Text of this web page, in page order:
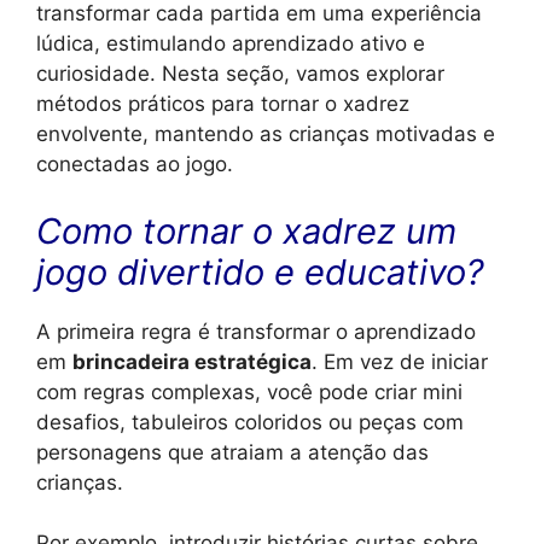
transformar cada partida em uma experiência
lúdica, estimulando aprendizado ativo e
curiosidade. Nesta seção, vamos explorar
métodos práticos para tornar o xadrez
envolvente, mantendo as crianças motivadas e
conectadas ao jogo.
Como tornar o xadrez um
jogo divertido e educativo?
A primeira regra é transformar o aprendizado
em brincadeira estratégica. Em vez de iniciar
com regras complexas, você pode criar mini
desafios, tabuleiros coloridos ou peças com
personagens que atraiam a atenção das
crianças.